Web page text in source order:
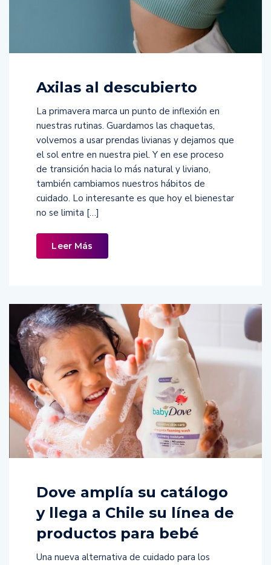
Axilas al descubierto
La primavera marca un punto de inflexión en
nuestras rutinas. Guardamos las chaquetas,
volvemos a usar prendas livianas y dejamos que
el sol entre en nuestra piel. Y en ese proceso
de transición hacia lo más natural y liviano,
también cambiamos nuestros hábitos de
cuidado. Lo interesante es que hoy el bienestar
no se limita […]
Leer Más
Dove amplía su catálogo
y llega a Chile su línea de
productos para bebé
Una nueva alternativa de cuidado para los